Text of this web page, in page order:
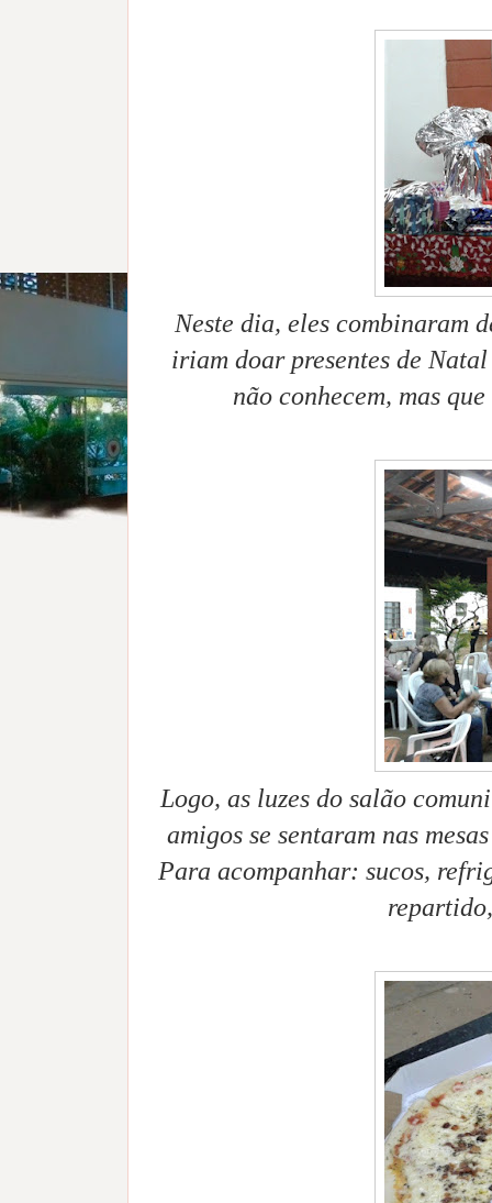
Neste dia, eles combinaram
iriam doar presentes de
não conhecem, mas
Logo, as luzes do salão
amigos se sentaram nas
Para acompanhar: sucos,